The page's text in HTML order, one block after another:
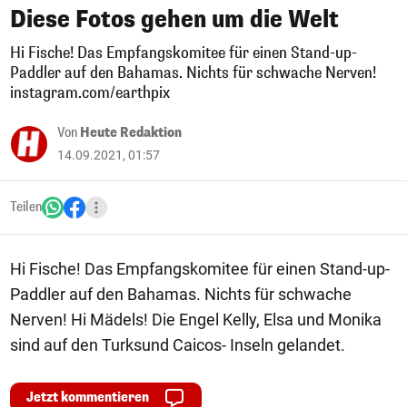
Diese Fotos gehen um die Welt
Hi Fische! Das Empfangskomitee für einen Stand-up-
Paddler auf den Bahamas. Nichts für schwache Nerven!
instagram.com/earthpix
Von Heute Redaktion
14.09.2021, 01:57
Teilen
Hi Fische! Das Empfangskomitee für einen Stand-up-
Paddler auf den Bahamas. Nichts für schwache
Nerven! Hi Mädels! Die Engel Kelly, Elsa und Monika
sind auf den Turksund Caicos- Inseln gelandet.
Jetzt kommentieren